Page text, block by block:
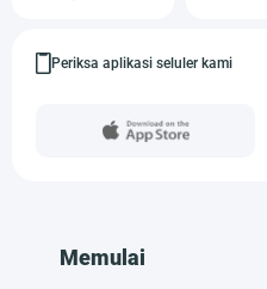
Periksa aplikasi seluler kami
Memulai